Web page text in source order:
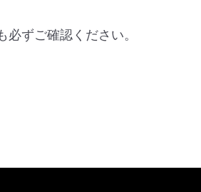
ずご確認ください。